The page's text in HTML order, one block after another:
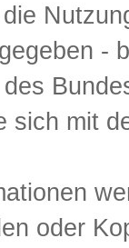
-
sich mit
oder